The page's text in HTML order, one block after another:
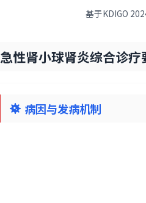
基于KDIGO
急性肾小球肾炎综合诊疗
病因与发病机制